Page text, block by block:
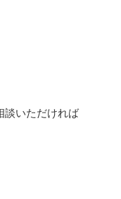
談いただければ